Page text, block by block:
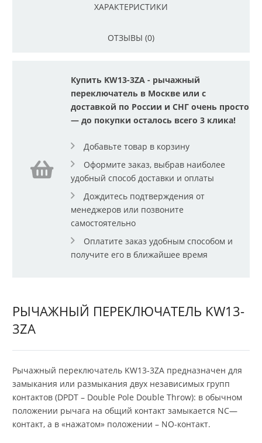
ХАРАКТЕРИСТИКИ
ОТЗЫВЫ (0)
Купить KW13-3ZA - рычажный
переключатель в Москве или с
доставкой по России и СНГ очень просто
— до покупки осталось всего 3 клика!
Добавьте товар в корзину
Оформите заказ, выбрав наиболее
удобный способ доставки и оплаты
Дождитесь подтверждения от
менеджеров или позвоните
самостоятельно
Оплатите заказ удобным способом и
получите его в ближайшее время
РЫЧАЖНЫЙ ПЕРЕКЛЮЧАТЕЛЬ KW13-
3ZA
Рычажный переключатель KW13-3ZA предназначен для
замыкания или размыкания двух независимых групп
контактов (DPDT – Double Pole Double Throw): в обычном
положении рычага на общий контакт замыкается NC—
контакт, а в «нажатом» положении – NO-контакт.